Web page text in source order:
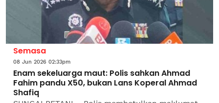
Semasa
08 Jun 2026 02:33pm
Enam sekeluarga maut: Polis sahkan Ahmad
Fahim pandu X50, bukan Lans Koperal Ahmad
Shafiq